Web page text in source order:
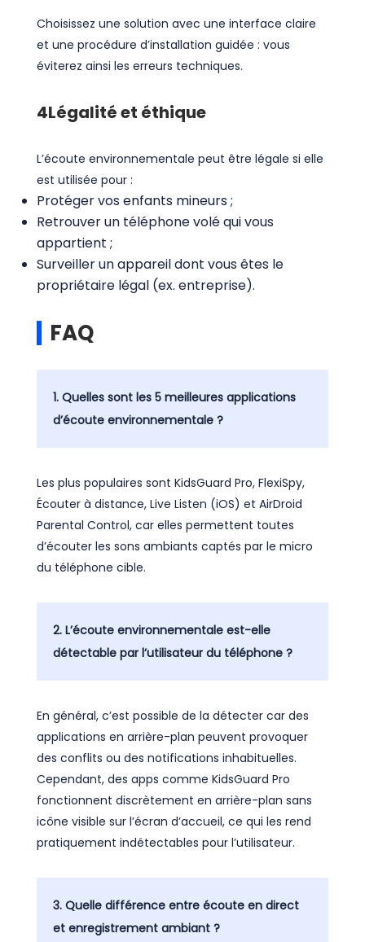
Choisissez une solution avec une interface claire
et une procédure d’installation guidée : vous
éviterez ainsi les erreurs techniques.
4Légalité et éthique
L’écoute environnementale peut être légale si elle
est utilisée pour :
Protéger vos enfants mineurs ;
Retrouver un téléphone volé qui vous
appartient ;
Surveiller un appareil dont vous êtes le
propriétaire légal (ex. entreprise).
FAQ
1. Quelles sont les 5 meilleures applications
d’écoute environnementale ?
Les plus populaires sont KidsGuard Pro, FlexiSpy,
Écouter à distance, Live Listen (iOS) et AirDroid
Parental Control, car elles permettent toutes
d’écouter les sons ambiants captés par le micro
du téléphone cible.
2. L’écoute environnementale est-elle
détectable par l’utilisateur du téléphone ?
En général, c’est possible de la détecter car des
applications en arrière-plan peuvent provoquer
des conflits ou des notifications inhabituelles.
Cependant, des apps comme KidsGuard Pro
fonctionnent discrètement en arrière-plan sans
icône visible sur l’écran d’accueil, ce qui les rend
pratiquement indétectables pour l’utilisateur.
3. Quelle différence entre écoute en direct
et enregistrement ambiant ?